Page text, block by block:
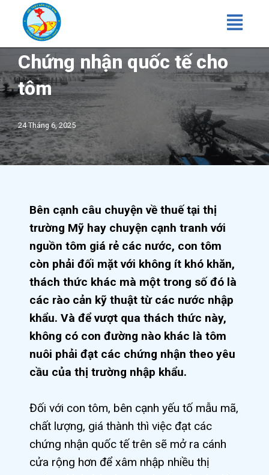
Chuyển
nội
dungChứng nhận quốc tế cho
tôm
24 Tháng 6, 2025
Bên cạnh câu chuyện về thuế tại thị
trường Mỹ hay chuyện cạnh tranh với
nguồn tôm giá rẻ các nước, con tôm
còn phải đối mặt với không ít khó khăn,
thách thức khác mà một trong số đó là
các rào cản kỹ thuật từ các nước nhập
khẩu. Và để vượt qua thách thức này,
không có con đường nào khác là tôm
nuôi phải đạt các chứng nhận theo yêu
cầu của thị trường nhập khẩu.
Đối với con tôm, bên cạnh yếu tố mẫu mã,
chất lượng, giá thành thì việc đạt các
chứng nhận quốc tế trên sẽ mở ra cánh
cửa rộng hơn để xâm nhập nhiều thị